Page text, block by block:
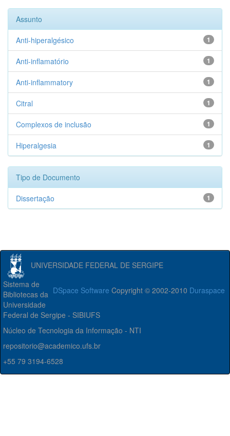
Assunto
1
Anti-hiperalgésico
1
Anti-inflamatório
1
Anti-inflammatory
1
Citral
1
Complexos de inclusão
1
Hiperalgesia
Tipo de Documento
1
Dissertação
UNIVERSIDADE FEDERAL DE SERGIPE
DSpace Software Copyright © 2002-2010 Duraspace
Sistema de
Bibliotecas da
Universidade
Federal de Sergipe - SIBIUFS
Núcleo de Tecnologia da Informação - NTI
repositorio@academico.ufs.br
+55 79 3194-6528